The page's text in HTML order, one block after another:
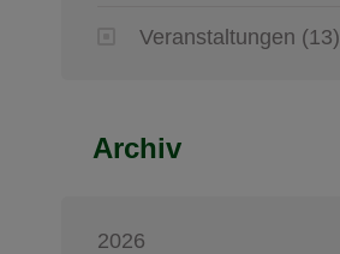
Veranstaltungen (13)
Archiv
2026